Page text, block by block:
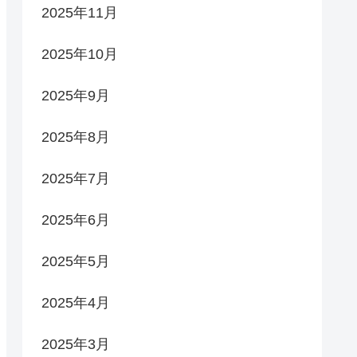
2025年11月
2025年10月
2025年9月
2025年8月
2025年7月
2025年6月
2025年5月
2025年4月
2025年3月